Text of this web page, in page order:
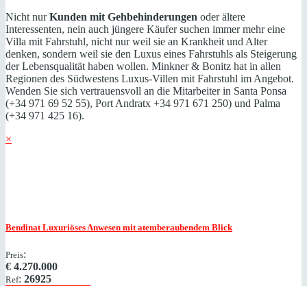
Nicht nurKunden mit Gehbehinderungen oder ältere
Interessenten, nein auch jüngere Käufer suchen immer mehr eine
Villa mit Fahrstuhl, nicht nur weil sie an Krankheit und Alter
denken, sondern weil sie den Luxus eines Fahrstuhls als Steigerung
der Lebensqualität haben wollen. Minkner & Bonitz hat in allen
Regionen des Südwestens Luxus-Villen mit Fahrstuhl im Angebot.
Wenden Sie sich vertrauensvoll an die Mitarbeiter in Santa Ponsa
(+34 971 69 52 55), Port Andratx +34 971 671 250) und Palma
(+34 971 425 16).
×
Bendinat Luxuriöses Anwesen mit atemberaubendem Blick
Preis:
€ 4.270.000
Ref: 26925